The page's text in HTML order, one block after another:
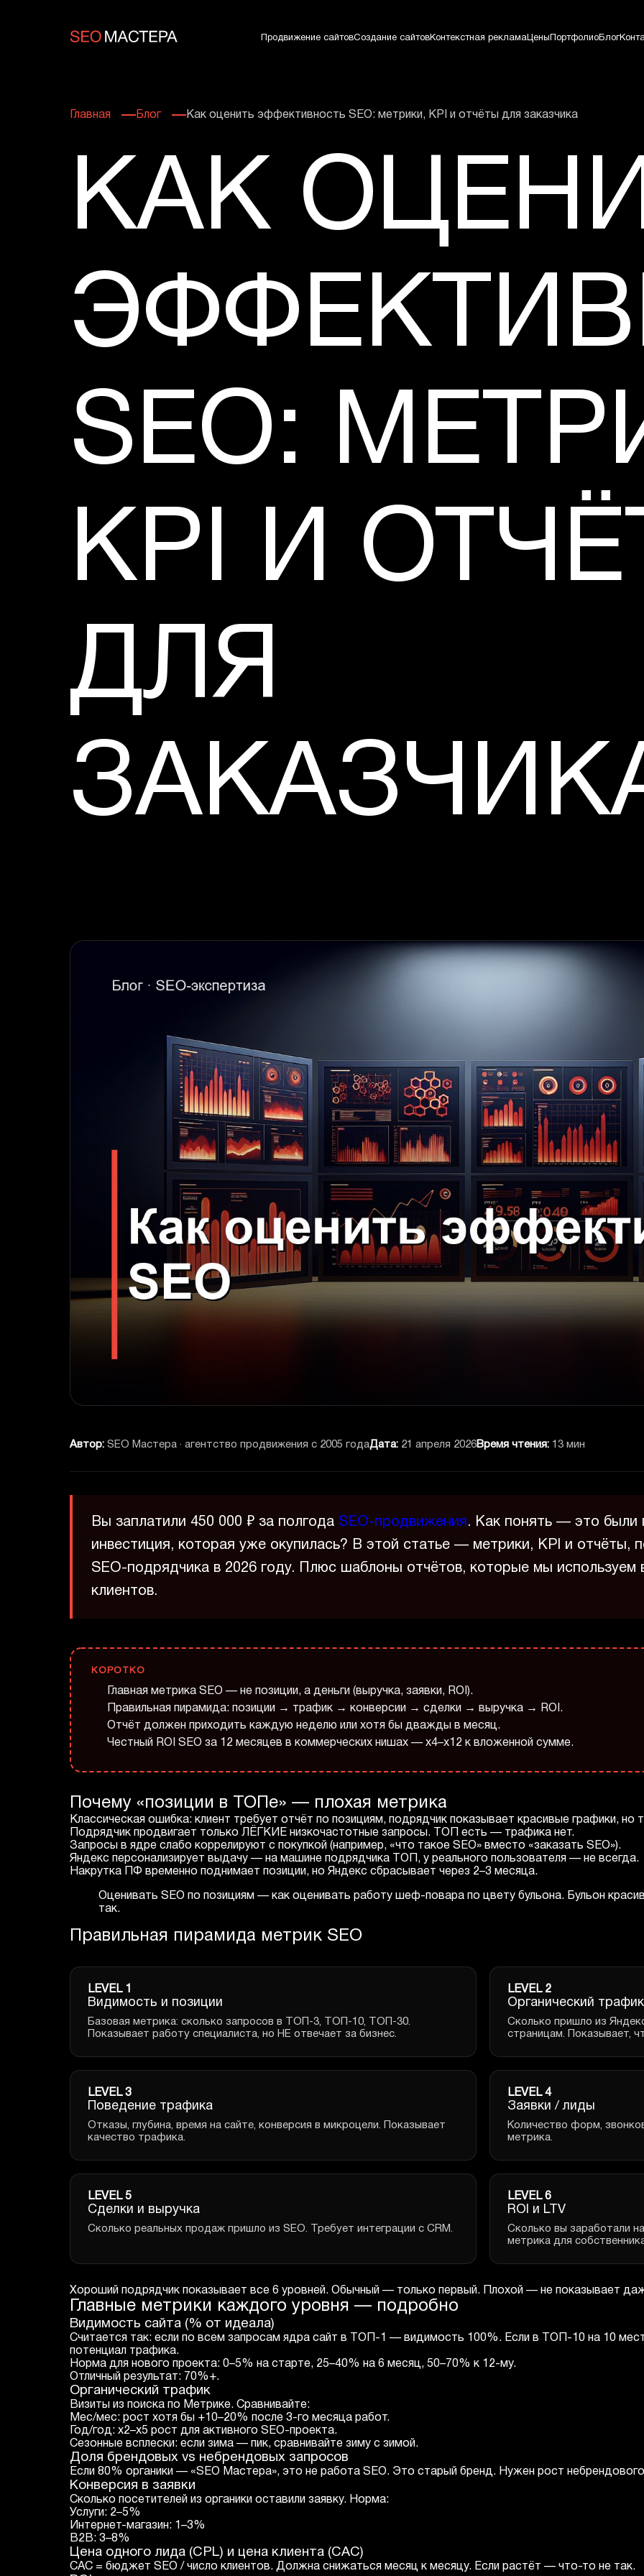
Продвижение сайтовСоздание сайтовКонтекстная рекламаЦены ПортфолиоБлог
Главная Блог Как оценить эффективность SEO: метрики, KPI и отчёты для заказчика
КАК
SEO:
KPI И
ДЛЯ
Автор: SEO Мастера · агентство продвижения с 2005 годаДата: 21 апреля 2026Время чтения: 13 мин
Вы заплатили 450 000 ₽ за полгода SEO-продвижения. Как понять — это были
инвестиция, которая уже окупилась? В этой статье — метрики, KPI и отчёты,
SEO-подрядчика в 2026 году. Плюс шаблоны отчётов, которые мы используем
клиентов.
КОРОТКО
Главная метрика SEO — не позиции, а деньги (выручка, заявки, ROI).
Правильная пирамида: позиции → трафик → конверсии → сделки → выручка → ROI.
Отчёт должен приходить каждую неделю или хотя бы дважды в месяц.
Честный ROI SEO за 12 месяцев в коммерческих нишах — x4–x12 к вложенной сумме.
Почему «позиции в ТОПе» — плохая метрика
Классическая ошибка: клиент требует отчёт по позициям, подрядчик показывает красивые графики, но
Подрядчик продвигает только ЛЁГКИЕ низкочастотные запросы. ТОП есть — трафика нет.
Запросы в ядре слабо коррелируют с покупкой (например, «что такое SEO» вместо «заказать SEO»).
Яндекс персонализирует выдачу — на машине подрядчика ТОП, у реального пользователя — не всегда.
Накрутка ПФ временно поднимает позиции, но Яндекс сбрасывает через 2–3 месяца.
Оценивать SEO по позициям — как оценивать работу шеф-повара по цвету бульона. Бульон
так.
Правильная пирамида метрик SEO
LEVEL 1
Видимость и позиции
Базовая метрика: сколько запросов в ТОП-3, ТОП-10, ТОП-30.
Показывает работу специалиста, но НЕ отвечает за бизнес.
LEVEL 2
Органический трафик
Сколько пришло из
страницам. Показывает,
LEVEL 3
Поведение трафика
Отказы, глубина, время на сайте, конверсия в микроцели. Показывает
качество трафика.
LEVEL 4
Заявки / лиды
Количество форм,
метрика.
LEVEL 5
Сделки и выручка
Сколько реальных продаж пришло из SEO. Требует интеграции с CRM.
LEVEL 6
ROI и LTV
Сколько вы заработали
метрика для
Хороший подрядчик показывает все 6 уровней. Обычный — только первый. Плохой — не показывает
Главные метрики каждого уровня — подробно
Видимость сайта (% от идеала)
Считается так: если по всем запросам ядра сайт в ТОП-1 — видимость 100%. Если в ТОП-10 на 10
потенциал трафика.
Норма для нового проекта: 0–5% на старте, 25–40% на 6 месяц, 50–70% к 12-му.
Отличный результат: 70%+.
Органический трафик
Визиты из поиска по Метрике. Сравнивайте:
Мес/мес: рост хотя бы +10–20% после 3-го месяца работ.
Год/год: x2–x5 рост для активного SEO-проекта.
Сезонные всплески: если зима — пик, сравнивайте зиму с зимой.
Доля брендовых vs небрендовых запросов
Если 80% органики — «SEO Мастера», это не работа SEO. Это старый бренд. Нужен рост
Конверсия в заявки
Сколько посетителей из органики оставили заявку. Норма:
Услуги: 2–5%
Интернет-магазин: 1–3%
B2B: 3–8%
Цена одного лида (CPL) и цена клиента (CAC)
CAC = бюджет SEO / число клиентов. Должна снижаться месяц к месяцу. Если растёт — что-то не так.